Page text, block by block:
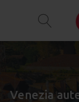
Venezia